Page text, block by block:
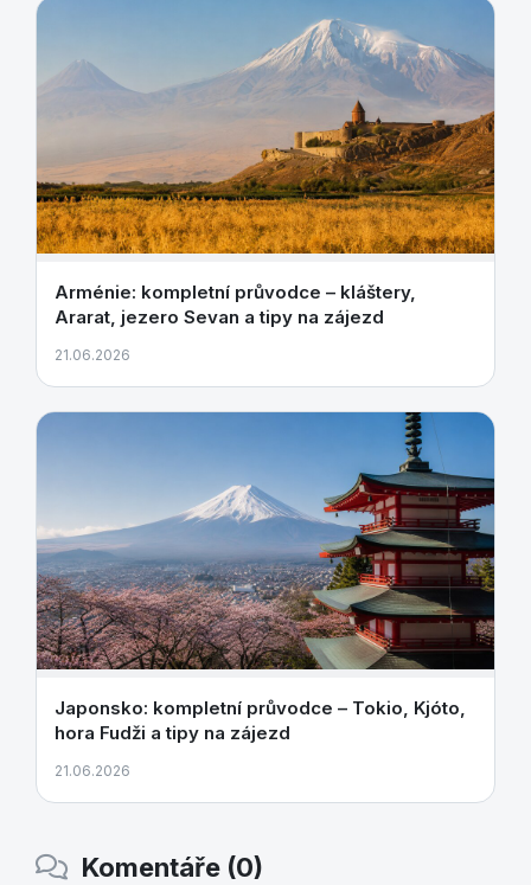
Arménie: kompletní průvodce – kláštery,
Ararat, jezero Sevan a tipy na zájezd
21.06.2026
Japonsko: kompletní průvodce – Tokio, Kjóto,
hora Fudži a tipy na zájezd
21.06.2026
Komentáře (0)